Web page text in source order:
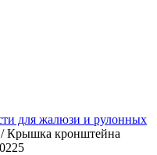
для жалюзи и рулонных
/ Крышка кронштейна